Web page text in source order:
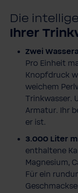
Die
Ihrer
Zwei
Pro Einheit
Knopfdruck
weichem
Trinkwasser.
Armatur. Ihr
er ist.
3.000 Liter
enthaltene
Magnesium,
Für ein